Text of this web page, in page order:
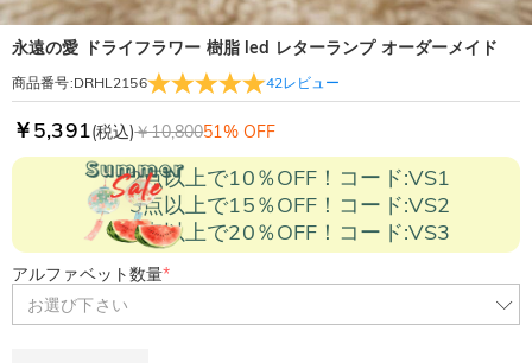
永遠の愛 ドライフラワー 樹脂 led レターランプ オーダーメイド
商品番号:DRHL2156 42レビュー
￥5,391(税込)￥10,80051% OFF
2点以上で10％OFF！コード:VS1
3点以上で15％OFF！コード:VS2
5点以上で20％OFF！コード:VS3
アルファベット数量*
お選び下さい